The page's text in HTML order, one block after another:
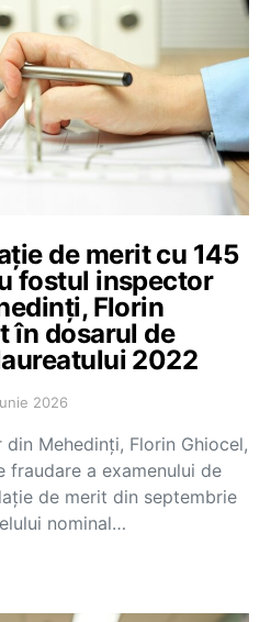
de merit cu 145
fostul inspector
Florin
în dosarul de
2022
2026
Mehedinți, Florin Ghiocel,
fraudare a examenului de
de merit din septembrie
nominal…